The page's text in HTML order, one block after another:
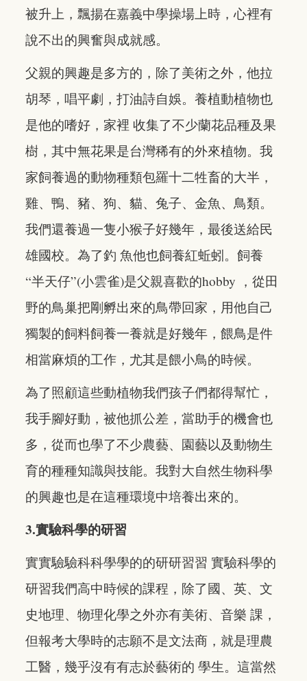
被升上，飄揚在嘉義中學操場上時，心裡有
說不出的興奮與成就感。
父親的興趣是多方的，除了美術之外，他拉
胡琴，唱平劇，打油詩自娛。養植動植物也
是他的嗜好，家裡 收集了不少蘭花品種及果
樹，其中無花果是台灣稀有的外來植物。我
家飼養過的動物種類包羅十二牲畜的大半，
雞、鴨、豬、狗、貓、兔子、金魚、鳥類。
我們還養過一隻小猴子好幾年，最後送給民
雄國校。為了釣 魚他也飼養紅蚯蚓。飼養
“半天仔”(小雲雀)是父親喜歡的hobby ，從田
野的鳥巢把剛孵出來的鳥帶回家，用他自己
獨製的飼料飼養一養就是好幾年，餵鳥是件
相當麻煩的工作，尤其是餵小鳥的時候。
為了照顧這些動植物我們孩子們都得幫忙，
我手腳好動，被他抓公差，當助手的機會也
多，從而也學了不少農藝、園藝以及動物生
育的種種知識與技能。我對大自然生物科學
的興趣也是在這種環境中培養出來的。
3.實驗科學的研習
實實驗驗科科學學的的研研習習 實驗科學的
研習我們高中時候的課程，除了國、英、文
史地理、物理化學之外亦有美術、音樂 課，
但報考大學時的志願不是文法商，就是理農
工醫，幾乎沒有有志於藝術的 學生。這當然